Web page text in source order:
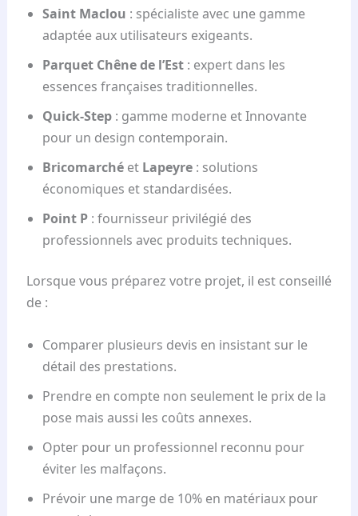
Saint Maclou : spécialiste avec une gamme
adaptée aux utilisateurs exigeants.
Parquet Chêne de l’Est: expert dans les
essences françaises traditionnelles.
Quick-Step: gamme moderne et Innovante
pour un design contemporain.
Bricomarchéet Lapeyre: solutions
économiques et standardisées.
Point P: fournisseur privilégié des
professionnels avec produits techniques.
Lorsque vous préparez votre projet, il est conseillé
de :
Comparer plusieurs devis en insistant sur le
détail des prestations.
Prendre en compte non seulement le prix de la
pose mais aussi les coûts annexes.
Opter pour un professionnel reconnu pour
éviter les malfaçons.
Prévoir une marge de 10% en matériaux pour